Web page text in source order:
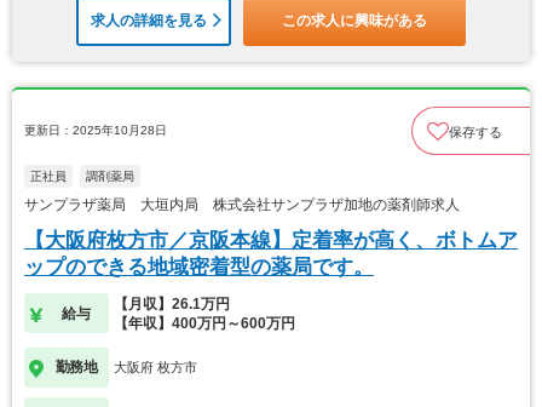
求人の詳細を見る この求人に興味がある
更新日：2025年10月28日 保存する
正社員 調剤薬局
サンプラザ薬局 大垣内局 株式会社サンプラザ加地の薬剤師求人
【大阪府枚方市／京阪本線】定着率が高く、ボトムア
ップのできる地域密着型の薬局です。
給与
【月収】26.1万円
【年収】400万円～600万円
勤務地 大阪府 枚方市